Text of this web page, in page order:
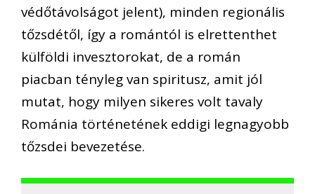
védőtávolságot jelent), minden regionális
tőzsdétől, így a romántól is elrettenthet
külföldi invesztorokat, de a román
piacban ténylegvan spiritusz, amit jól
mutat, hogy milyen sikeres volt tavaly
Románia történetének eddigi legnagyobb
tőzsdei bevezetése.